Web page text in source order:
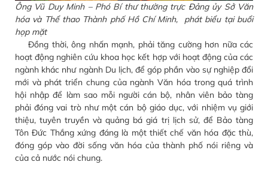
Ông Vũ Duy Minh – Phó Bí thư thường trực Đảng ủy Sở Văn
hóa và Thể thao Thành phố Hồ Chí Minh, phát biểu tại buổi
họp mặt
Đồng thời, ông nhấn mạnh, phải tăng cường hơn nữa các
hoạt động nghiên cứu khoa học kết hợp với hoạt động của các
ngành khác như ngành Du lịch, để góp phần vào sự nghiệp đổi
mới và phát triển chung của ngành Văn hóa trong quá trình
hội nhập để làm sao mỗi người cán bộ, nhân viên bảo tàng
phải đóng vai trò như một cán bộ giáo dục, với nhiệm vụ giới
thiệu, tuyên truyền và quảng bá giá trị lịch sử, để Bảo tàng
Tôn Đức Thắng xứng đáng là một thiết chế văn hóa đặc thù,
đóng góp vào đời sống văn hóa của thành phố nói riêng và
của cả nước nói chung.